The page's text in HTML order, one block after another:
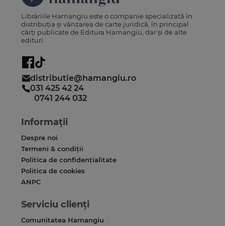
Librăriile Hamangiu este o companie specializată în
distribuția și vânzarea de carte juridică, în principal
cărți publicate de Editura Hamangiu, dar și de alte
edituri.
distributie@hamangiu.ro
031 425 42 24
0741 244 032
Informații
Despre noi
Termeni & condiții
Politica de confidențialitate
Politica de cookies
ANPC
Serviciu clienți
Comunitatea Hamangiu